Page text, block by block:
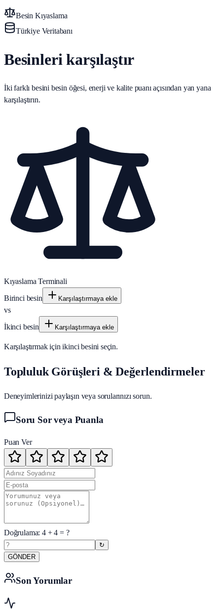
Besin Kıyaslama
Türkiye Veritabanı
Besinleri karşılaştır
İki farklı besini besin öğesi, enerji ve kalite puanı açısından yan yana
karşılaştırın.
Kıyaslama Terminali
Birinci besin
Karşılaştırmaya ekle
vs
İkinci besin
Karşılaştırmaya ekle
Karşılaştırmak için ikinci besini seçin.
Topluluk Görüşleri & Değerlendirmeler
Deneyimlerinizi paylaşın veya sorularınızı sorun.
Soru Sor veya Puanla
Puan Ver
Doğrulama:4+4 = ?
↻
GÖNDER
Son Yorumlar